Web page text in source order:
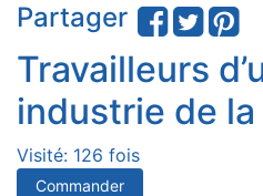
Partager
Travailleurs
industrie de
Visité: 126 fois
Commander